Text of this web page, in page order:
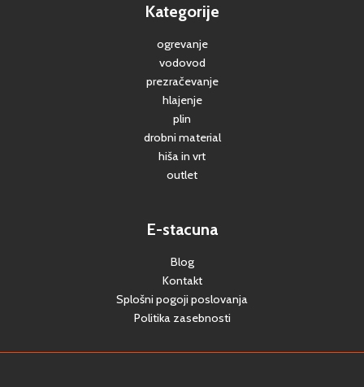
Kategorije
ogrevanje
vodovod
prezračevanje
hlajenje
plin
drobni material
hiša in vrt
outlet
E-stacuna
Blog
Kontakt
Splošni pogoji poslovanja
Politika zasebnosti